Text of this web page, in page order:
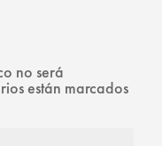
no será
están marcados